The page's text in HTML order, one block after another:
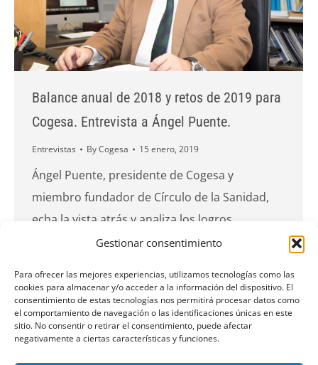
Gestionar consentimiento
Para ofrecer las mejores experiencias, utilizamos tecnologías como las
cookies para almacenar y/o acceder a la información del dispositivo. El
consentimiento de estas tecnologías nos permitirá procesar datos como
el comportamiento de navegación o las identificaciones únicas en este
sitio. No consentir o retirar el consentimiento, puede afectar
negativamente a ciertas características y funciones.
Balance anual de 2018 y retos de 2019 para
Cogesa. Entrevista a Ángel Puente.
Entrevistas ByCogesa 15 enero, 2019
Ángel Puente, presidente de Cogesa y
miembro fundador de Círculo de la Sanidad,
echa la vista atrás y analiza los logros
alcanzados en la empresa en 2018 así como los
mayores, Puente realiza una radiografía del
sector sanitario español en la actualidad. Dale
al play para verla.